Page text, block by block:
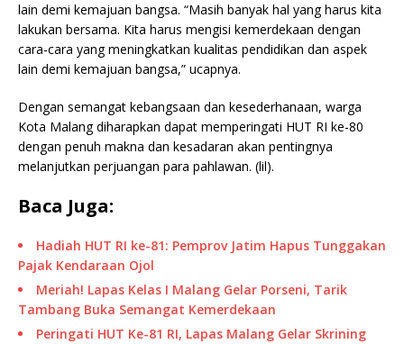
lain demi kemajuan bangsa. “Masih banyak hal yang harus kita
lakukan bersama. Kita harus mengisi kemerdekaan dengan
cara-cara yang meningkatkan kualitas pendidikan dan aspek
lain demi kemajuan bangsa,” ucapnya.
Dengan semangat kebangsaan dan kesederhanaan, warga
Kota Malang diharapkan dapat memperingati HUT RI ke-80
dengan penuh makna dan kesadaran akan pentingnya
melanjutkan perjuangan para pahlawan. (lil).
Baca Juga:
Hadiah HUT RI ke-81: Pemprov Jatim Hapus Tunggakan
Pajak Kendaraan Ojol
Meriah! Lapas Kelas I Malang Gelar Porseni, Tarik
Tambang Buka Semangat Kemerdekaan
Peringati HUT Ke-81 RI, Lapas Malang Gelar Skrining